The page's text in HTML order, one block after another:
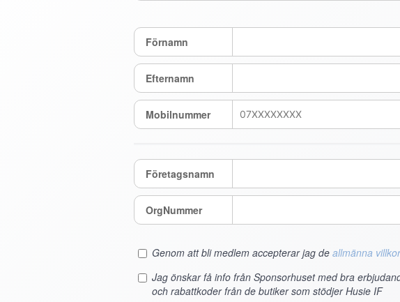
Förnamn
Efternamn
Mobilnummer
Företagsnamn
OrgNummer
Genom att bli medlem accepterar jag de allmänna
Jag önskar få info från Sponsorhuset med bra
och rabattkoder från de butiker som stödjer Husie IF